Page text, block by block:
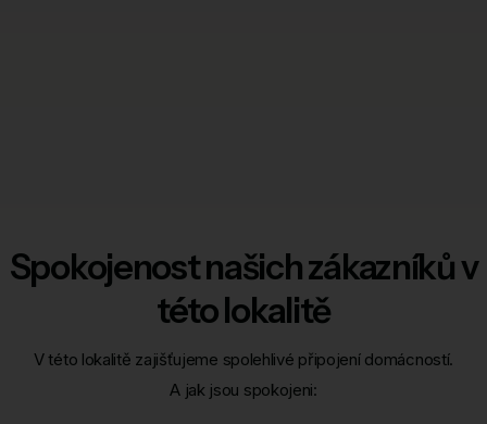
Spokojenost našich zákazníků v
této lokalitě
V této lokalitě zajišťujeme spolehlivé připojení domácností.
A jak jsou spokojeni: